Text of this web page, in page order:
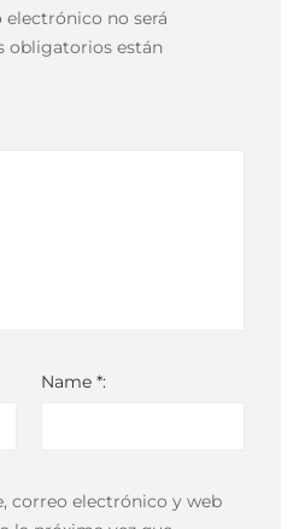
no será
obligatorios están
Name *:
correo electrónico y web